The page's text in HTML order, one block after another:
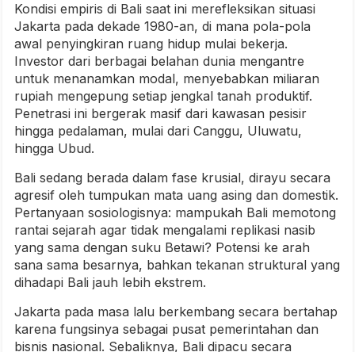
Kondisi empiris di Bali saat ini merefleksikan situasi
Jakarta pada dekade 1980-an, di mana pola-pola
awal penyingkiran ruang hidup mulai bekerja.
Investor dari berbagai belahan dunia mengantre
untuk menanamkan modal, menyebabkan miliaran
rupiah mengepung setiap jengkal tanah produktif.
Penetrasi ini bergerak masif dari kawasan pesisir
hingga pedalaman, mulai dari Canggu, Uluwatu,
hingga Ubud.
Bali sedang berada dalam fase krusial, dirayu secara
agresif oleh tumpukan mata uang asing dan domestik.
Pertanyaan sosiologisnya: mampukah Bali memotong
rantai sejarah agar tidak mengalami replikasi nasib
yang sama dengan suku Betawi? Potensi ke arah
sana sama besarnya, bahkan tekanan struktural yang
dihadapi Bali jauh lebih ekstrem.
Jakarta pada masa lalu berkembang secara bertahap
karena fungsinya sebagai pusat pemerintahan dan
bisnis nasional. Sebaliknya, Bali dipacu secara